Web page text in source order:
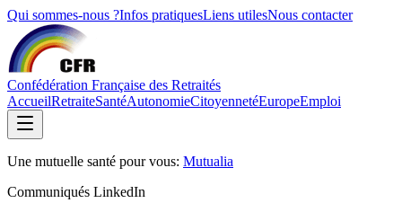
Qui sommes-nous ?Infos pratiquesLiens utilesNous contacter
Confédération Française des Retraités
AccueilRetraiteSantéAutonomieCitoyennetéEuropeEmploi
Une mutuelle santé pour vous: Mutualia
Communiqués LinkedIn